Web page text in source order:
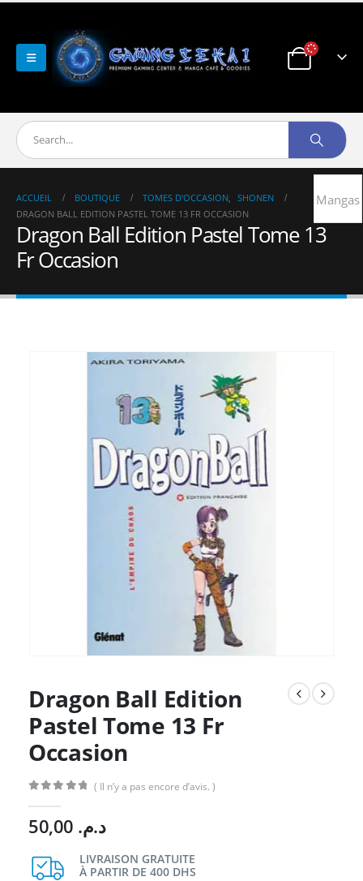
ACCUEIL BOUTIQUE TOMES D'OCCASION
SHONEN
DRAGON BALL EDITION PASTEL TOME 13 FR OCCASION
Dragon Ball Edition Pastel Tome 13
Fr Occasion
Dragon Ball Edition
Pastel Tome 13 Fr
Occasion
( Il n’y a pas encore d’avis. )
د.م.
LIVRAISON GRATUITE
À PARTIR DE 400 DHS
Mangas